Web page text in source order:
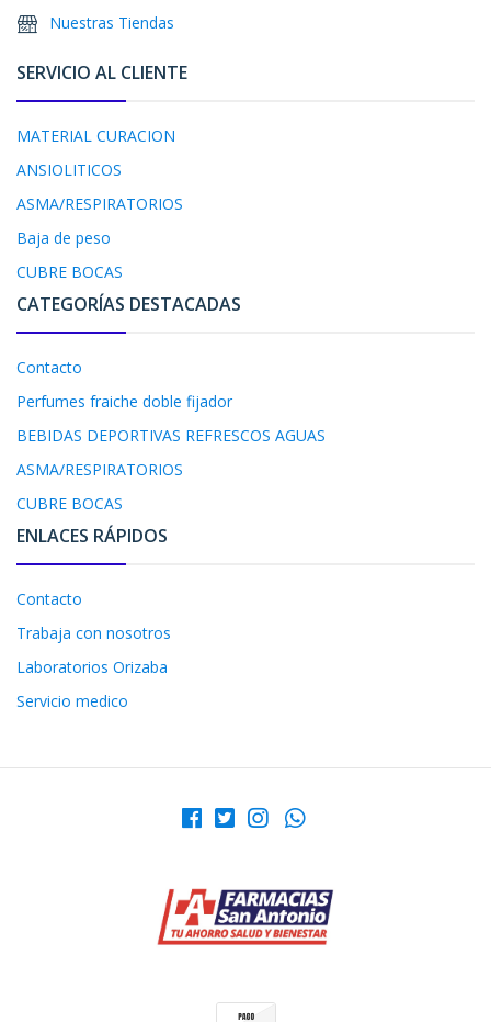
Nuestras Tiendas
SERVICIO AL CLIENTE
MATERIAL CURACION
ANSIOLITICOS
ASMA/RESPIRATORIOS
Baja de peso
CUBRE BOCAS
CATEGORÍAS DESTACADAS
Contacto
Perfumes fraiche doble fijador
BEBIDAS DEPORTIVAS REFRESCOS AGUAS
ASMA/RESPIRATORIOS
CUBRE BOCAS
ENLACES RÁPIDOS
Contacto
Trabaja con nosotros
Laboratorios Orizaba
Servicio medico